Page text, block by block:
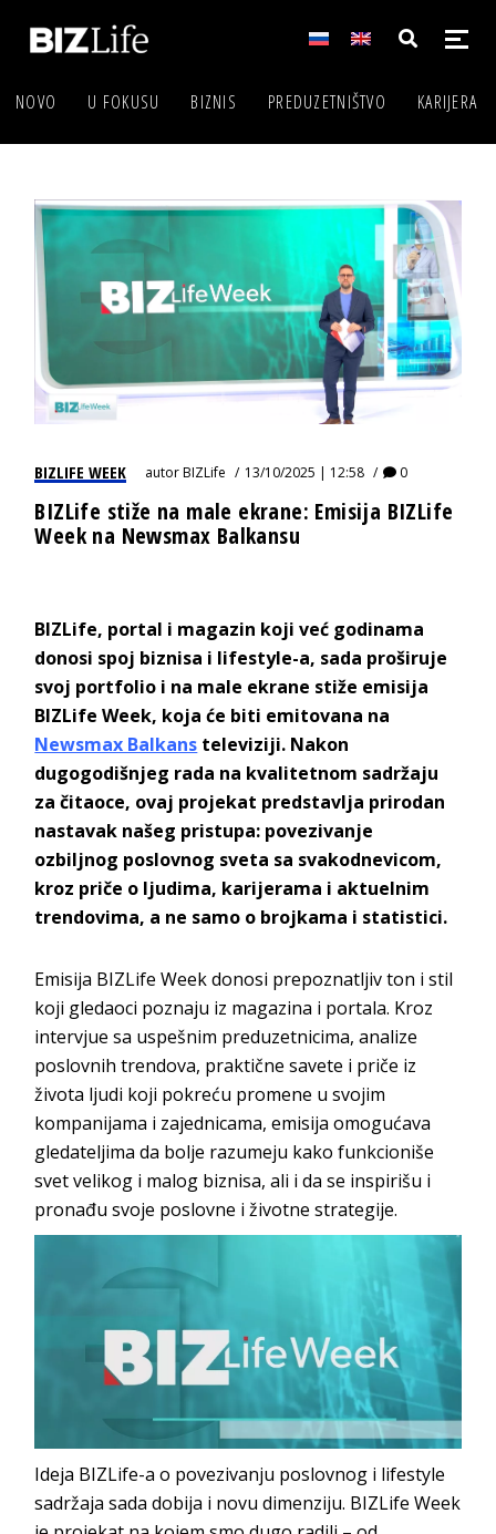
NOVO U FOKUSU BIZNIS PREDUZETNIŠTVO KARIJERA
BIZLIFE WEEK autorBIZLife 13/10/2025 | 12:58 0
BIZLife stiže na male ekrane: Emisija BIZLife
Week na Newsmax Balkansu
BIZLife, portal i magazin koji već godinama
donosi spoj biznisa i lifestyle-a, sada proširuje
svoj portfolio i na male ekrane stiže emisija
BIZLife Week, koja će biti emitovana na
Newsmax Balkans televiziji. Nakon
dugogodišnjeg rada na kvalitetnom sadržaju
za čitaoce, ovaj projekat predstavlja prirodan
nastavak našeg pristupa: povezivanje
ozbiljnog poslovnog sveta sa svakodnevicom,
kroz priče o ljudima, karijerama i aktuelnim
trendovima, a ne samo o brojkama i statistici.
Emisija BIZLife Week donosi prepoznatljiv ton i stil
koji gledaoci poznaju iz magazina i portala. Kroz
intervjue sa uspešnim preduzetnicima, analize
poslovnih trendova, praktične savete i priče iz
života ljudi koji pokreću promene u svojim
kompanijama i zajednicama, emisija omogućava
gledateljima da bolje razumeju kako funkcioniše
svet velikog i malog biznisa, ali i da se inspirišu i
pronađu svoje poslovne i životne strategije.
Ideja BIZLife-a o povezivanju poslovnog i lifestyle
sadržaja sada dobija i novu dimenziju. BIZLife Week